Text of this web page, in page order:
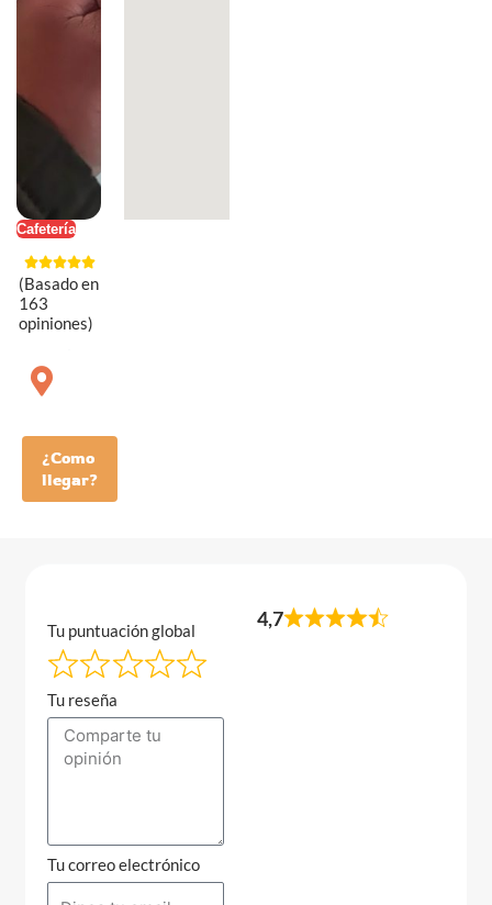
Cafetería
(Basado en
163
opiniones)
¿Como
llegar?
Tu puntuación global
Tu reseña
Tu correo electrónico
4,7